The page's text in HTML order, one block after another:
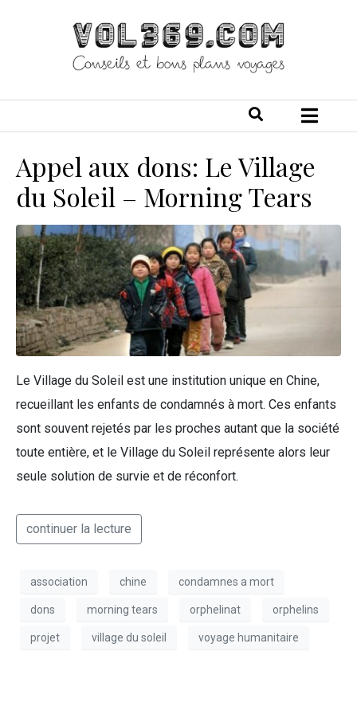
Appel aux dons: Le Village
du Soleil – Morning Tears
Le Village du Soleil est une institution unique en Chine,
recueillant les enfants de condamnés à mort. Ces enfants
sont souvent rejetés par les proches autant que la société
toute entière, et le Village du Soleil représente alors leur
seule solution de survie et de réconfort.
continuer la lecture
association chine condamnes a mort
dons morning tears orphelinat orphelins
projet village du soleil voyage humanitaire